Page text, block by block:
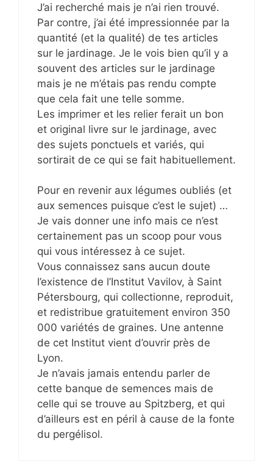
J’ai recherché mais je n’ai rien trouvé.
Par contre, j’ai été impressionnée par la
quantité (et la qualité) de tes articles
sur le jardinage. Je le vois bien qu’il y a
souvent des articles sur le jardinage
mais je ne m’étais pas rendu compte
que cela fait une telle somme.
Les imprimer et les relier ferait un bon
et original livre sur le jardinage, avec
des sujets ponctuels et variés, qui
sortirait de ce qui se fait habituellement.
Pour en revenir aux légumes oubliés (et
aux semences puisque c’est le sujet) …
Je vais donner une info mais ce n’est
certainement pas un scoop pour vous
qui vous intéressez à ce sujet.
Vous connaissez sans aucun doute
l’existence de l’Institut Vavilov, à Saint
Pétersbourg, qui collectionne, reproduit,
et redistribue gratuitement environ 350
000 variétés de graines. Une antenne
de cet Institut vient d’ouvrir près de
Lyon.
Je n’avais jamais entendu parler de
cette banque de semences mais de
celle qui se trouve au Spitzberg, et qui
d’ailleurs est en péril à cause de la fonte
du pergélisol.